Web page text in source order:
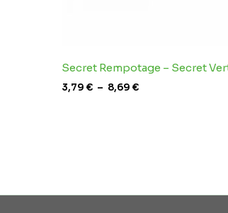
Secret Rempotage – Secret
3,79 € – 8,69 €